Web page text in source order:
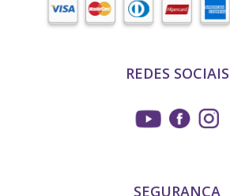
REDES SOCIAIS
SEGURANÇA